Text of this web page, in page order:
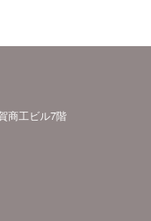
商工ビル7階